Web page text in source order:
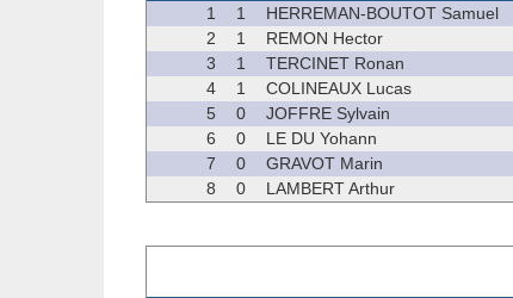
1
1 HERREMAN-BOUTOT Samuel
2
1 REMON Hector
3
1 TERCINET Ronan
4
1 COLINEAUX Lucas
5
0 JOFFRE Sylvain
6
0 LE DU Yohann
7
0 GRAVOT Marin
8
0 LAMBERT Arthur